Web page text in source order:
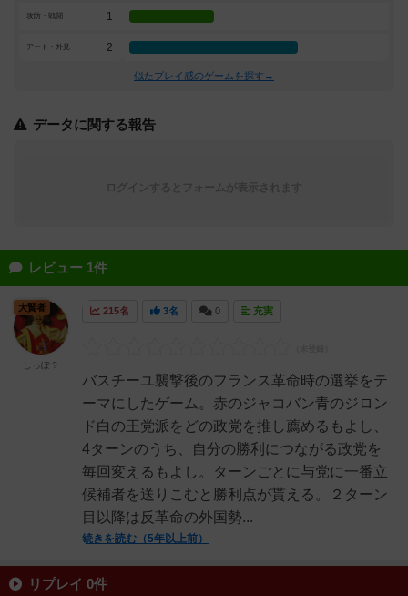
攻防・戦闘 1
アート・外見 2
似たプレイ感のゲームを探す→
データに関する報告
レビュー 1件
215名 3名 0 充実
バスチーユ襲撃後のフランス革命時の選挙をテ
ーマにしたゲーム。赤のジャコバン青のジロン
ド白の王党派をどの政党を推し薦めるもよし、
4ターンのうち、自分の勝利につながる政党を
毎回変えるもよし。ターンごとに与党に一番立
候補者を送りこむと勝利点が貰える。２ターン
目以降は反革命の外国勢...
続きを読む（5年以上前）
大賢者
しっぽ？
リプレイ 0件